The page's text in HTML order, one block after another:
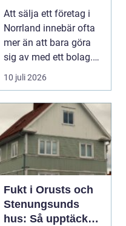
från start till mål
Att sälja ett företag i
Norrland innebär ofta
mer än att bara göra
sig av med ett bolag.
För många ä...
10 juli 2026
Fukt i Orusts och
Stenungsunds
hus: Så upptäcker